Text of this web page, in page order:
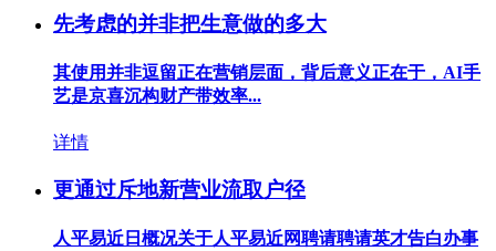
先考虑的并非把生意做的多大
其使用并非逗留正在营销层面，背后意义正在于，AI手
艺是京喜沉构财产带效率...
详情
更通过斥地新营业流取户径
人平易近日概况关于人平易近网聘请聘请英才告白办事